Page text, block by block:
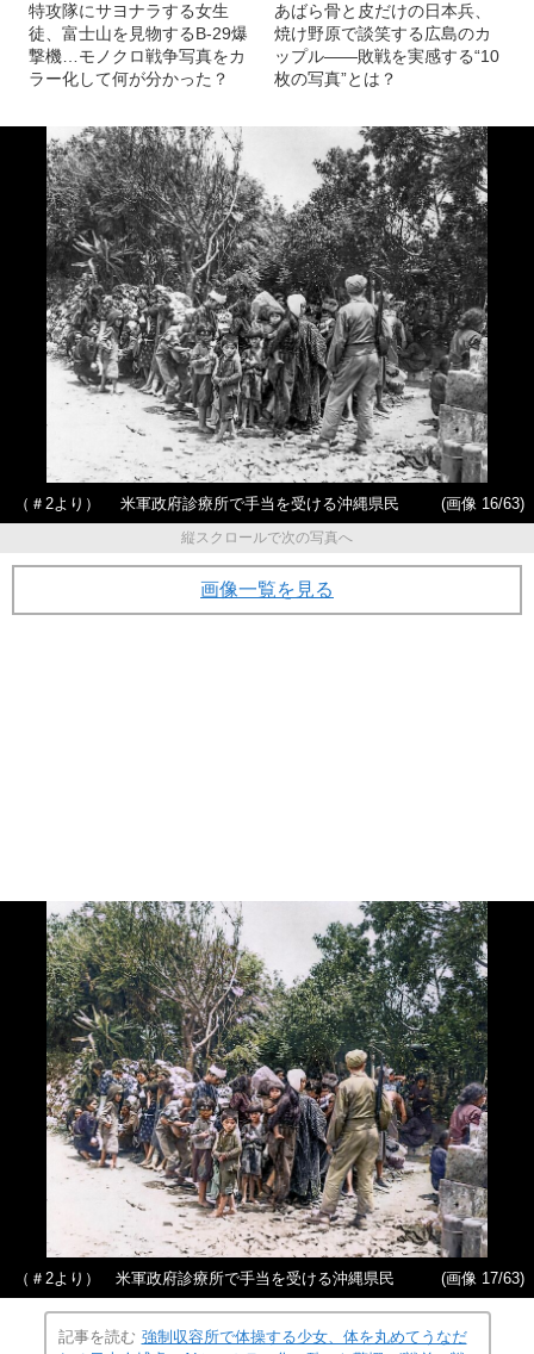
特攻隊にサヨナラする女生
徒、富士山を見物するB-29爆
撃機…モノクロ戦争写真をカ
ラー化して何が分かった？
あばら骨と皮だけの日本兵、
焼け野原で談笑する広島のカ
ップル――敗戦を実感する“10
枚の写真”とは？
（＃2より） 米軍政府診療所で手当を受ける沖縄県民
(画像 16/63)
縦スクロールで次の写真へ
画像一覧を見る
（＃2より） 米軍政府診療所で手当を受ける沖縄県民 (画像 17/63)
記事を読む 強制収容所で体操する少女、体を丸めてうなだ